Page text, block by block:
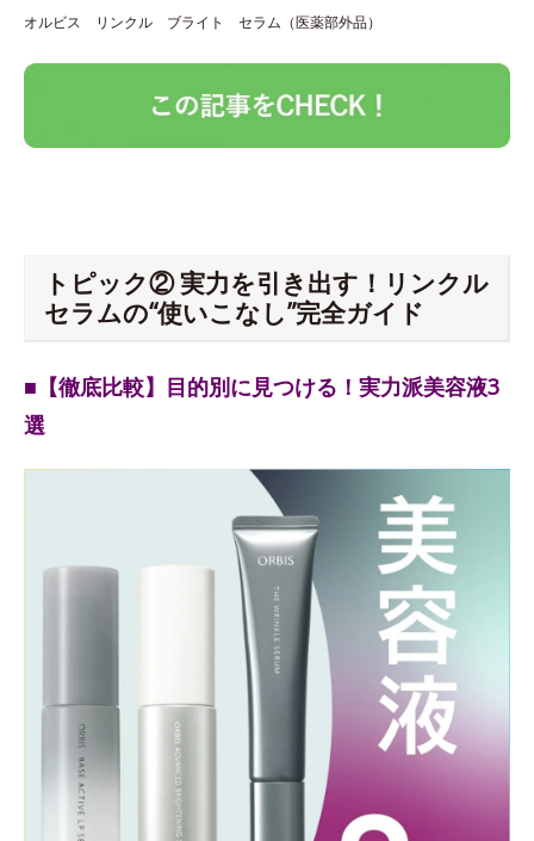
オルビス リンクル ブライト セラム（医薬部外品）
トピック② 実力を引き出す！リンクル
セラムの“使いこなし”完全ガイド
■【徹底比較】目的別に見つける！実力派美容液3
選